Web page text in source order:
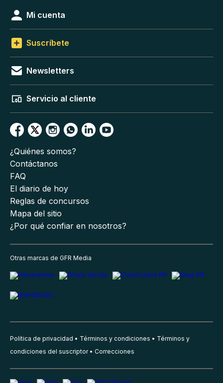
Mi cuenta
Suscríbete
Newsletters
Servicio al cliente
¿Quiénes somos?
Contáctanos
FAQ
El diario de hoy
Reglas de concursos
Mapa del sitio
¿Por qué confiar en nosotros?
Otras marcas de GFR Media
Política de privacidad Términos y condiciones
Términos y
condiciones del suscriptor
Correcciones